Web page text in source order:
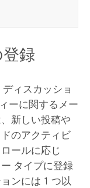
録
ィスカッショ
ーに関するメー
新しい投稿や
のアクティビ
ールに応じ
タイプに登録
ンには 1 つ以